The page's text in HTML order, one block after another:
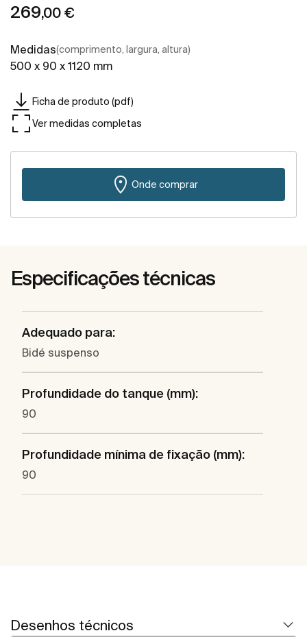
269,00 €
Medidas(comprimento, largura, altura)
500 x 90 x 1120 mm
Ficha de produto (pdf)
Ver medidas completas
Onde comprar
Especificações técnicas
Adequado para:
Bidé suspenso
Profundidade do tanque (mm):
90
Profundidade mínima de fixação (mm):
90
Desenhos técnicos